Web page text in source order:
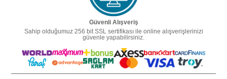
Güvenli Alışveriş
Sahip olduğumuz 256 bit SSL sertifikası ile online alışverişlerinizi
güvenle yapabilirsiniz.